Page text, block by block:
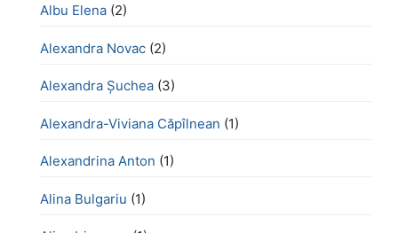
Albu Elena (2)
Alexandra Novac (2)
Alexandra Șuchea (3)
Alexandra-Viviana Căpîlnean (1)
Alexandrina Anton (1)
Alina Bulgariu (1)